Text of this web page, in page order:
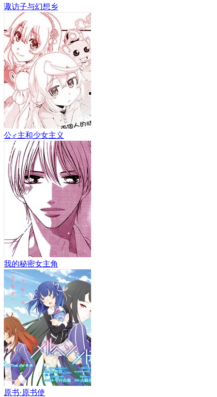
诹访子与幻想乡
公♂主和少女主义
我的秘密女主角
原书·原书使